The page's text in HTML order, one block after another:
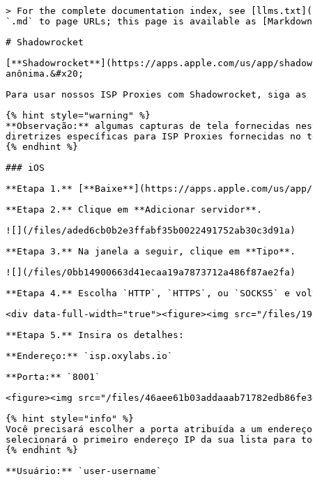
> For the complete documentation index, see
`.md` to page URLs; this page is available as
# Shadowrocket
[**Shadowrocket**](https://apps.apple.com/us/app/
anônima.&#x20;
Para usar nossos ISP Proxies com Shadowrocket,
{% hint style="warning" %}
**Observação:** algumas capturas de tela fornecidas
diretrizes específicas para ISP Proxies fornecidas no
{% endhint %}
### iOS
**Etapa 1.** [**Baixe**](https://apps.apple.com/us/app/
**Etapa 2.** Clique em **Adicionar servidor**.
![](/files/aded6cb0b2e3ffabf35b0022491752ab30c3d91a)
**Etapa 3.** Na janela a seguir, clique em **Tipo**.
![](/files/0bb14900663d41ecaa19a7873712a486f87ae2fa)
**Etapa 4.** Escolha `HTTP`, `HTTPS`, ou `SOCKS5` e
<div data-full-width="true"><figure><img src="/files/
**Etapa 5.** Insira os detalhes:
**Endereço:** `isp.oxylabs.io`
**Porta:** `8001`
<figure><img src="/files/
{% hint style="info" %}
Você precisará escolher a porta atribuída a um
selecionará o primeiro endereço IP da sua lista para
{% endhint %}
**Usuário:** `user-username`